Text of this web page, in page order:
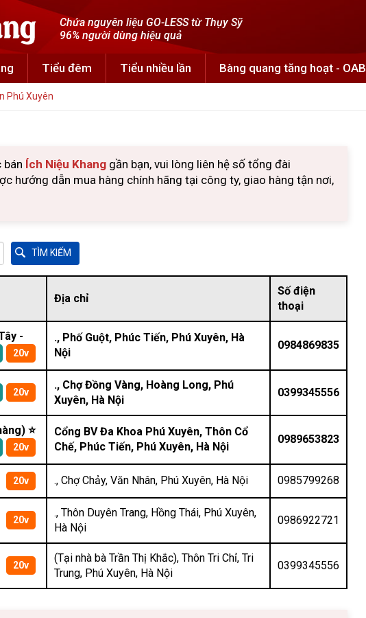
Chứa nguyên liệu GO-LESS từ Thụy Sỹ
96% người dùng hiệu quả
Tiểu đêm Tiểu nhiều lần Bàng quang tăng hoạt - OAB
Phú Xuyên
bán Ích Niệu Khang gần bạn, vui lòng liên hệ số tổng đài
hướng dẫn mua hàng chính hãng tại công ty, giao hàng tận nơi,
Địa chỉ
Số điện
thoại
-
20v
., Phố Guột, Phúc Tiến, Phú Xuyên, Hà
Nội
0984869835
20v
., Chợ Đồng Vàng, Hoàng Long, Phú
Xuyên, Hà Nội
0399345556
⭐
20v
Cổng BV Đa Khoa Phú Xuyên, Thôn Cổ
Chế, Phúc Tiến, Phú Xuyên, Hà Nội
0989653823
20v ., Chợ Chảy, Văn Nhân, Phú Xuyên, Hà Nội 0985799268
20v
., Thôn Duyên Trang, Hồng Thái, Phú Xuyên,
Hà Nội
0986922721
20v
(Tại nhà bà Trần Thị Khắc), Thôn Tri Chỉ, Tri
Trung, Phú Xuyên, Hà Nội
0399345556